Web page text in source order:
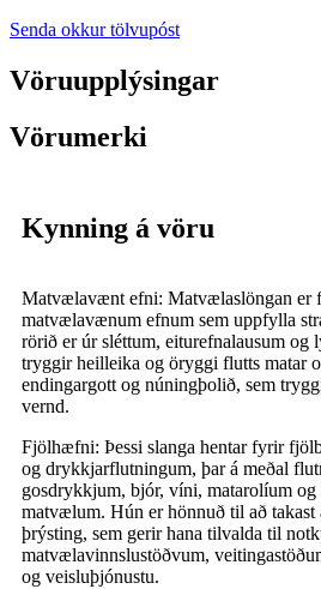
Senda okkur tölvupóst
Vöruupplýsingar
Vörumerki
Kynning á vöru
Matvælavænt efni: Matvælaslöngan er
matvælavænum efnum sem uppfylla
rörið er úr sléttum, eiturefnalausum og
tryggir heilleika og öryggi flutts matar
endingargott og núningþolið, sem
vernd.
Fjölhæfni: Þessi slanga hentar fyrir
og drykkjarflutningum, þar á meðal
gosdrykkjum, bjór, víni, matarolíum
matvælum. Hún er hönnuð til að
þrýsting, sem gerir hana tilvalda til
matvælavinnslustöðvum,
og veisluþjónustu.